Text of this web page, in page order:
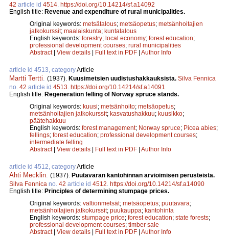
42 article id 4514 https://doi.org/10.14214/sf.a14092
English title: Revenue and expenditure of rural municipalities.
Original keywords: metsätalous; metsäopetus; metsänhoitajien
jatkokurssit; maalaiskunta; kuntatalous
English keywords: forestry; local economy; forest education;
professional development courses; rural municipalities
Abstract| View details | Full text in PDF | Author Info
article id 4513, categoryArticle
Martti Tertti (1937). Kuusimetsien uudistushakkauksista. Silva Fennica
no. 42 article id 4513 https://doi.org/10.14214/sf.a14091
English title: Regeneration felling of Norway spruce stands.
Original keywords: kuusi; metsänhoito; metsäopetus;
metsänhoitajien jatkokurssit; kasvatushakkuu; kuusikko;
päätehakkuu
English keywords: forest management; Norway spruce; Picea abies;
fellings; forest education; professional development courses;
intermediate felling
Abstract| View details | Full text in PDF | Author Info
article id 4512, categoryArticle
Ahti Mecklin (1937). Puutavaran kantohinnan arvioimisen perusteista.
Silva Fennica no. 42 article id 4512 https://doi.org/10.14214/sf.a14090
English title: Principles of determining stumpage prices.
Original keywords: valtionmetsät; metsäopetus; puutavara;
metsänhoitajien jatkokurssit; puukauppa; kantohinta
English keywords: stumpage price; forest education; state forests;
professional development courses; timber sale
Abstract| View details | Full text in PDF | Author Info